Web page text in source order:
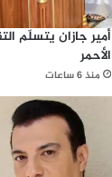
أمير جازان يتسلّم
الأحمر
منذ 6 ساعات